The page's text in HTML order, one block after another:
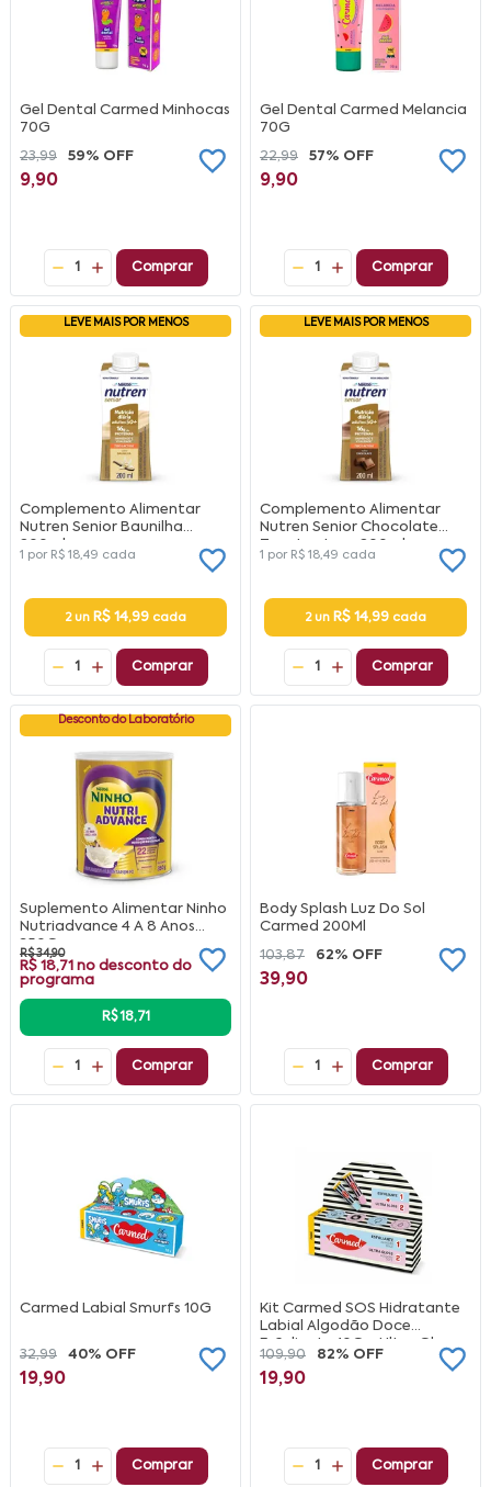
Gel Dental Carmed Minhocas
70G
23,99
59% OFF
9,90
1 Comprar
Gel Dental Carmed Melancia
70G
22,99
57% OFF
9,90
1 Comprar
LEVE MAIS POR MENOS
Complemento Alimentar
Nutren Senior Baunilha
200ml
1 por R$ 18,49 cada
2 un R$ 14,99 cada
1 Comprar
LEVE MAIS POR MENOS
Complemento Alimentar
Nutren Senior Chocolate
Zero Lactose 200ml
1 por R$ 18,49 cada
2 un R$ 14,99 cada
1 Comprar
Desconto do Laboratório
Suplemento Alimentar Ninho
Nutriadvance 4 A 8 Anos
350G
R$ 34,90
R$ 18,71 no desconto do
programa
R$ 18,71
1 Comprar
Body Splash Luz Do Sol
Carmed 200Ml
103,87
62% OFF
39,90
1 Comprar
Carmed Labial Smurfs 10G
32,99 40% OFF
19,90
1 Comprar
Kit Carmed SOS Hidratante
Labial Algodão Doce
Esfoliante 10G + Ultra Gloss
10G
109,90 82% OFF
19,90
1 Comprar